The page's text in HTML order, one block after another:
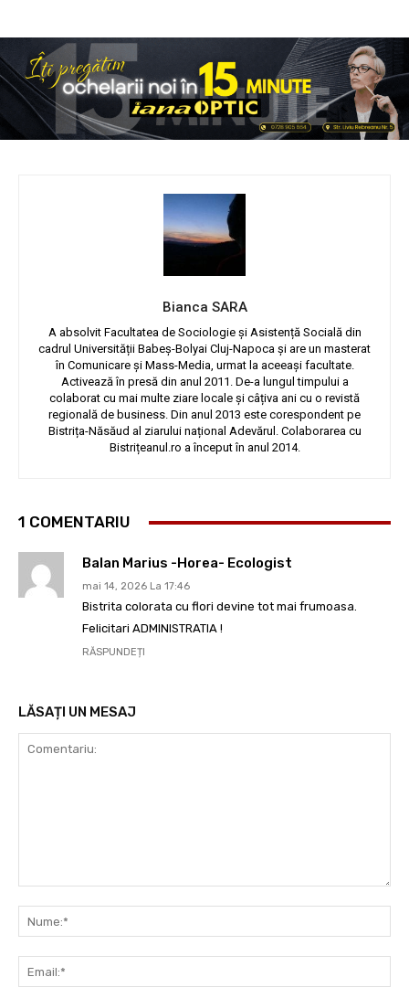
Bianca SARA
A absolvit Facultatea de Sociologie și Asistență Socială din
cadrul Universității Babeș-Bolyai Cluj-Napoca și are un masterat
în Comunicare și Mass-Media, urmat la aceeași facultate.
Activează în presă din anul 2011. De-a lungul timpului a
colaborat cu mai multe ziare locale și câțiva ani cu o revistă
regională de business. Din anul 2013 este corespondent pe
Bistrița-Năsăud al ziarului național Adevărul. Colaborarea cu
Bistrițeanul.ro a început în anul 2014.
1 COMENTARIU
Balan Marius -Horea- Ecologist
mai 14, 2026 La 17:46
Bistrita colorata cu flori devine tot mai frumoasa.
Felicitari ADMINISTRATIA !
RĂSPUNDEȚI
LĂSAȚI UN MESAJ